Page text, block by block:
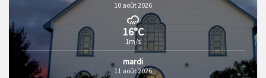
10 août 2026
16°C
1m/s
mardi
11 août 2026